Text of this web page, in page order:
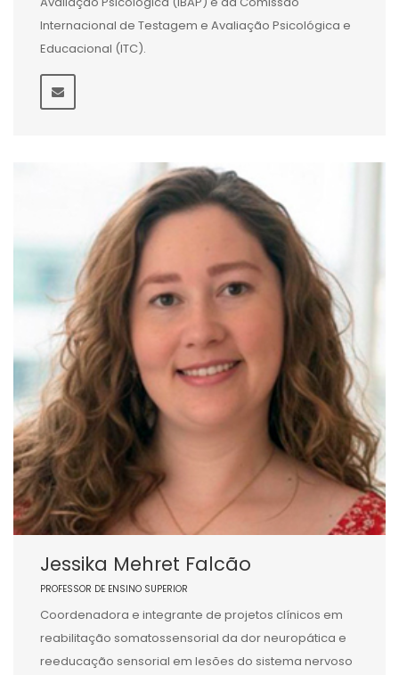
Internacional de Testagem e Avaliação Psicológica e
Educacional (ITC).
Jessika Mehret Falcão
PROFESSOR DE ENSINO SUPERIOR
Coordenadora e integrante de projetos clínicos em
reabilitação somatossensorial da dor neuropática e
reeducação sensorial em lesões do sistema nervoso